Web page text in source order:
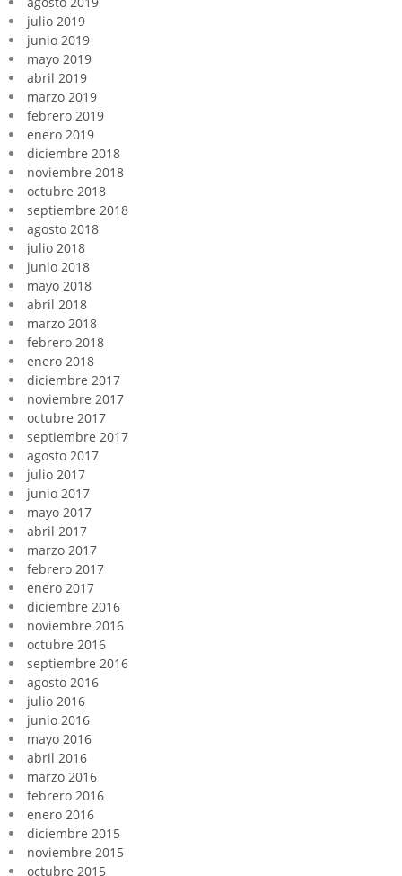
julio 2019
junio 2019
mayo 2019
abril 2019
marzo 2019
febrero 2019
enero 2019
diciembre 2018
noviembre 2018
octubre 2018
septiembre 2018
agosto 2018
julio 2018
junio 2018
mayo 2018
abril 2018
marzo 2018
febrero 2018
enero 2018
diciembre 2017
noviembre 2017
octubre 2017
septiembre 2017
agosto 2017
julio 2017
junio 2017
mayo 2017
abril 2017
marzo 2017
febrero 2017
enero 2017
diciembre 2016
noviembre 2016
octubre 2016
septiembre 2016
agosto 2016
julio 2016
junio 2016
mayo 2016
abril 2016
marzo 2016
febrero 2016
enero 2016
diciembre 2015
noviembre 2015
octubre 2015